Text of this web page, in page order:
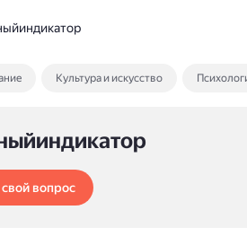
Культура и искусство
вопрос